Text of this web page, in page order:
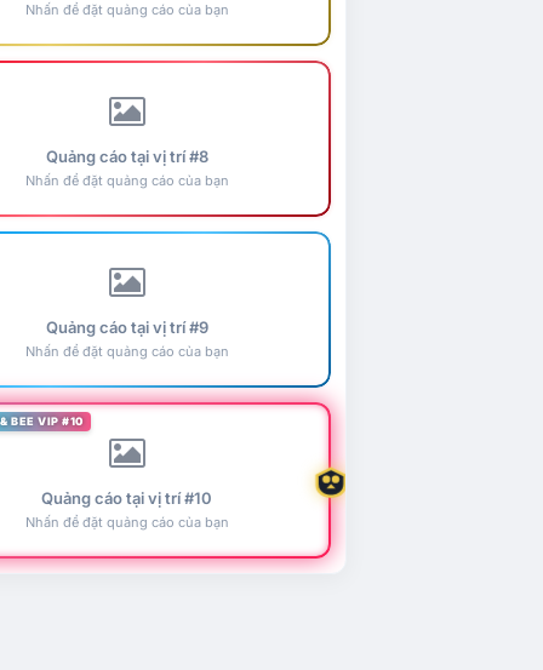
Nhấn để đặt quảng cáo của bạn
Quảng cáo tại vị trí #8
Nhấn để đặt quảng cáo của bạn
Quảng cáo tại vị trí #9
Nhấn để đặt quảng cáo của bạn
BEE VIP #10
Quảng cáo tại vị trí #10
Nhấn để đặt quảng cáo của bạn